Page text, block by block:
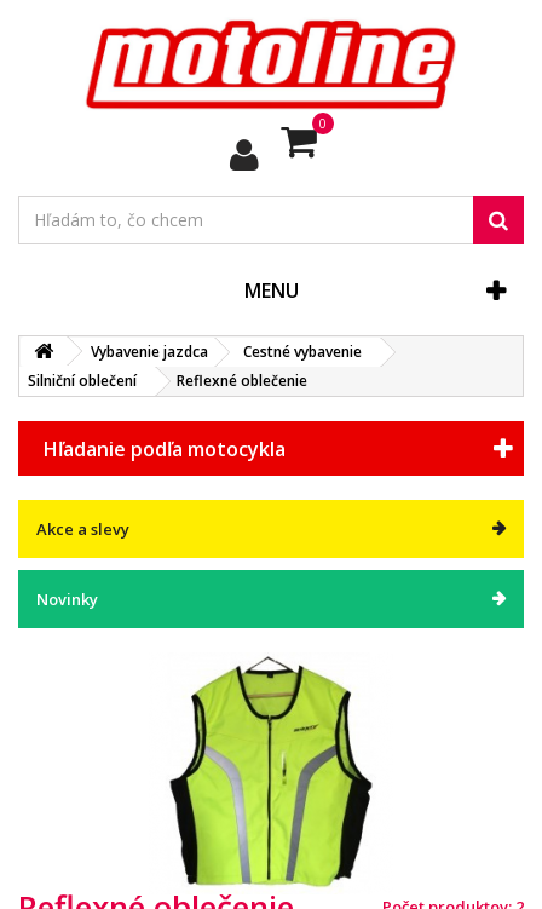
0
MENU
Vybavenie jazdca
Cestné vybavenie
Silniční oblečení
Reflexné oblečenie
Hľadanie podľa motocykla
Akce a slevy
Novinky